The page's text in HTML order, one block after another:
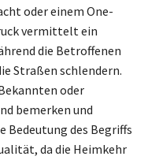
oder einem One-
vermittelt ein
die Betroffenen
Straßen schlendern.
oder
bemerken und
Bedeutung des Begriffs
da die Heimkehr